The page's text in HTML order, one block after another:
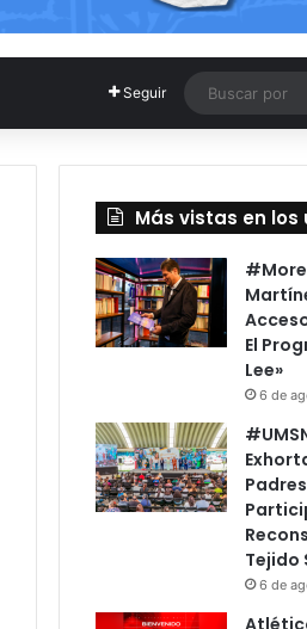
Seguir
Más vistas en
El
Lee»
6 de
Tejido
6 de